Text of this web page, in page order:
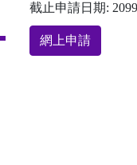
截止申請日期:
網上申請